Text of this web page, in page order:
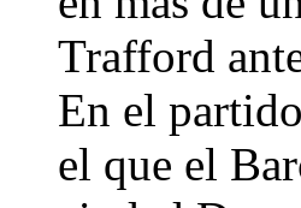
Trafford
En el
el que el